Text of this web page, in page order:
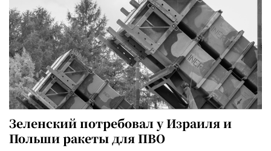
Зеленский потребовал у Израиля и
Польши ракеты для ПВО